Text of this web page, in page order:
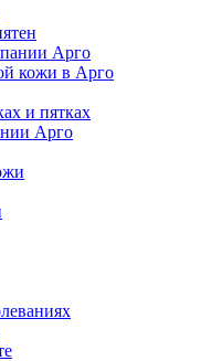
Арго
кожи в Арго
и пятках
Арго